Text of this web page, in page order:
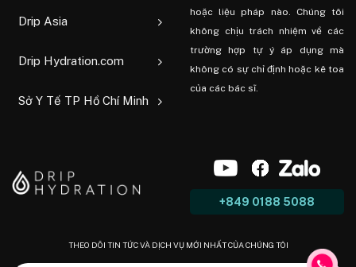
Drip Asia
Drip Hydration.com
Sở Y Tế TP Hồ Chí Minh
hoặc liệu pháp nào. Chúng tôi
không chịu trách nhiệm về các
trường hợp tự ý áp dụng mà
không có sự chỉ định hoặc kê toa
của các bác sĩ.
+849 0188 5088
THEO DÕI TIN TỨC VÀ DỊCH VỤ MỚI NHẤT CỦA CHÚNG TÔI